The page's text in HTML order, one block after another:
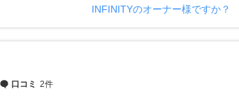
INFINITYのオーナー様ですか？
口コミ 2件